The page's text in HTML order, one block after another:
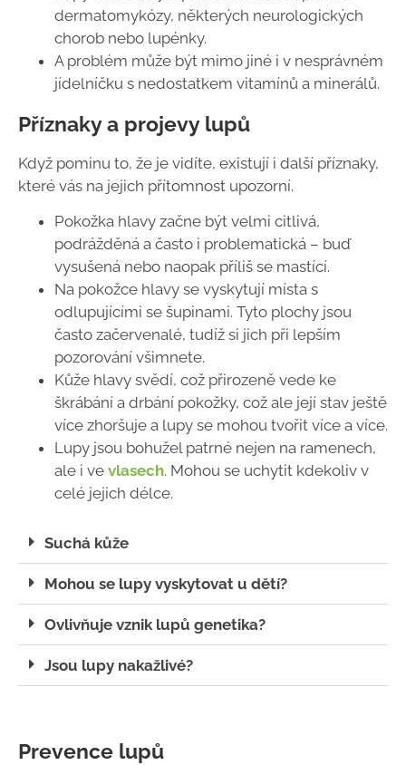
dermatomykózy, některých neurologických
chorob nebo lupénky.
A problém může být mimo jiné i v nesprávném
jídelníčku s nedostatkem vitamínů a minerálů.
Příznaky a projevy lupů
Když pominu to, že je vidíte, existují i další příznaky,
které vás na jejich přítomnost upozorní.
Pokožka hlavy začne být velmi citlivá,
podrážděná a často i problematická – buď
vysušená nebo naopak příliš se mastící.
Na pokožce hlavy se vyskytují místa s
odlupujícími se šupinami. Tyto plochy jsou
často začervenalé, tudíž si jich při lepším
pozorování všimnete.
Kůže hlavy svědí, což přirozeně vede ke
škrábání a drbání pokožky, což ale její stav ještě
více zhoršuje a lupy se mohou tvořit více a více.
Lupy jsou bohužel patrné nejen na ramenech,
ale i ve vlasech. Mohou se uchytit kdekoliv v
celé jejich délce.
Suchá kůže
Mohou se lupy vyskytovat u dětí?
Ovlivňuje vznik lupů genetika?
Jsou lupy nakažlivé?
Prevence lupů